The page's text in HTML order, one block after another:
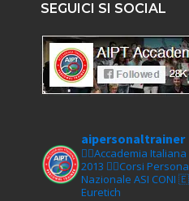
SEGUICI SI SOCIAL
aipersonaltrainer
🏋‍♀️Accademia
2013 🏋‍♂️Corsi
Nazionale ASI CONI
Euretich